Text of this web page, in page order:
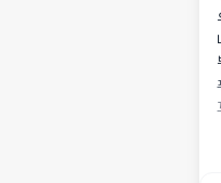
니 밑에 건사료